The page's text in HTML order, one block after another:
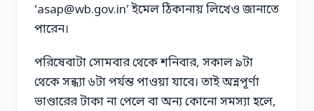
‘asap@wb.gov.in’ ইমেল ঠিকানায় লিখেও জানাতে
পারেন।
পরিষেবাটা সোমবার থেকে শনিবার, সকাল ৯টা
থেকে সন্ধ্যা ৬টা পর্যন্ত পাওয়া যাবে। তাই অন্নপূর্ণা
ভাণ্ডারের টাকা না পেলে বা অন্য কোনো সমস্যা হলে,